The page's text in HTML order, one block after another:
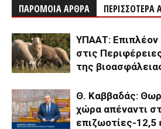
ΠΑΡΟΜΟΙΑ ΑΡΘΡΑ
ΥΠΑΑΤ:
στις
της
Θ. Καββαδάς:
χώρα απέναντι
επιζωοτίες-12,5